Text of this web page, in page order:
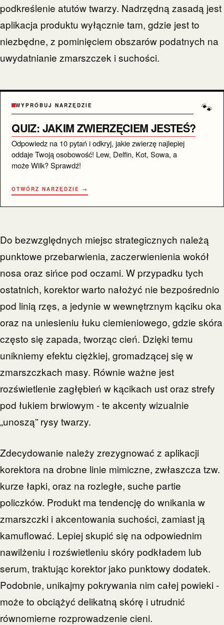
podkreślenie atutów twarzy. Nadrzędną zasadą jest
aplikacja produktu wyłącznie tam, gdzie jest to
niezbędne, z pominięciem obszarów podatnych na
uwydatnianie zmarszczek i suchości.
🐾
WYPRÓBUJ NARZĘDZIE
QUIZ: JAKIM ZWIERZĘCIEM JESTEŚ?
Odpowiedz na 10 pytań i odkryj, jakie zwierzę najlepiej
oddaje Twoją osobowość! Lew, Delfin, Kot, Sowa, a
może Wilk? Sprawdź!
OTWÓRZ NARZĘDZIE →
Do bezwzględnych miejsc strategicznych należą
punktowe przebarwienia, zaczerwienienia wokół
nosa oraz sińce pod oczami. W przypadku tych
ostatnich, korektor warto nałożyć nie bezpośrednio
pod linią rzęs, a jedynie w wewnętrznym kąciku oka
oraz na uniesieniu łuku ciemieniowego, gdzie skóra
często się zapada, tworząc cień. Dzięki temu
unikniemy efektu ciężkiej, gromadzącej się w
zmarszczkach masy. Równie ważne jest
rozświetlenie zagłębień w kącikach ust oraz strefy
pod łukiem brwiowym - te akcenty wizualnie
„unoszą” rysy twarzy.
Zdecydowanie należy zrezygnować z aplikacji
korektora na drobne linie mimiczne, zwłaszcza tzw.
kurze łapki, oraz na rozległe, suche partie
policzków. Produkt ma tendencję do wnikania w
zmarszczki i akcentowania suchości, zamiast ją
kamuflować. Lepiej skupić się na odpowiednim
nawilżeniu i rozświetleniu skóry podkładem lub
serum, traktując korektor jako punktowy dodatek.
Podobnie, unikajmy pokrywania nim całej powieki -
może to obciążyć delikatną skórę i utrudnić
równomierne rozprowadzenie cieni.